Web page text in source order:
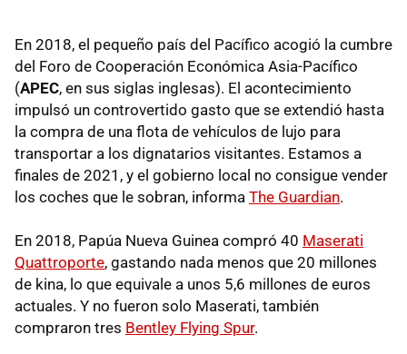
En 2018, el pequeño país del Pacífico acogió la cumbre
del Foro de Cooperación Económica Asia-Pacífico
(APEC, en sus siglas inglesas). El acontecimiento
impulsó un controvertido gasto que se extendió hasta
la compra de una flota de vehículos de lujo para
transportar a los dignatarios visitantes. Estamos a
finales de 2021, y el gobierno local no consigue vender
los coches que le sobran, informa The Guardian.
En 2018, Papúa Nueva Guinea compró 40 Maserati
Quattroporte, gastando nada menos que 20 millones
de kina, lo que equivale a unos 5,6 millones de euros
actuales. Y no fueron solo Maserati, también
compraron tres Bentley Flying Spur.